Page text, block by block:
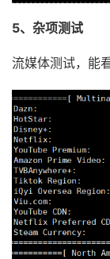
5、杂项测试
流媒体测试，能